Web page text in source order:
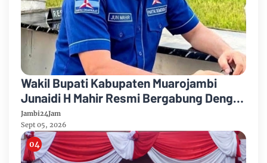
Wakil Bupati Kabupaten Muarojambi
Junaidi H Mahir Resmi Bergabung Dengan
Partai Demikrat
Jambi24Jam
Sept 05, 2026